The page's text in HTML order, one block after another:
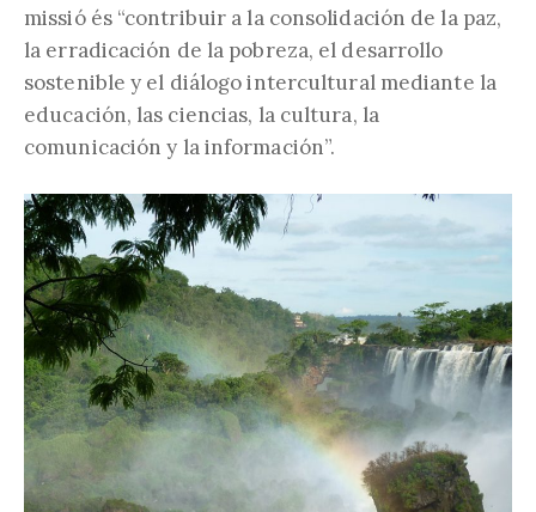
missió és “contribuir a la consolidación de la paz,
la erradicación de la pobreza, el desarrollo
sostenible y el diálogo intercultural mediante la
educación, las ciencias, la cultura, la
comunicación y la información”.